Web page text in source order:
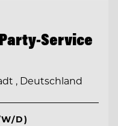
Service
, Deutschland
D)